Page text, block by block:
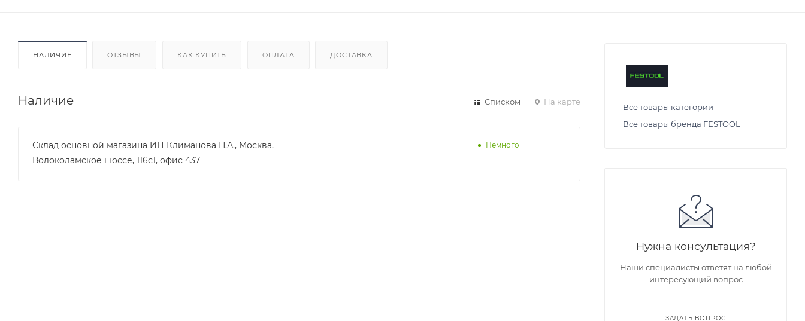
НАЛИЧИЕ ОТЗЫВЫ КАК КУПИТЬ ОПЛАТА ДОСТАВКА
Наличие Списком На карте
Склад основной магазина ИП Климанова Н.А., Москва,
Волоколамское шоссе, 116с1, офис 437
Немного
Все товары категории
Все товары бренда FESTOOL
Нужна консультация?
Наши специалисты ответят на любой
интересующий вопрос
ЗАДАТЬ ВОПРОС